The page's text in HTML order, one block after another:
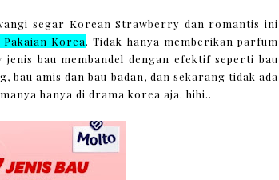
segar Korean Strawberry dan romantis ini
Pakaian Korea. Tidak hanya memberikan parfum
bau membandel dengan efektif seperti bau
bau amis dan bau badan, dan sekarang tidak ada
hanya di drama korea aja. hihi..